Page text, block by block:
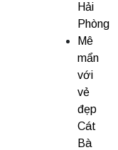
Hải
Phòng
Mê
mẩn
với
vẻ
đẹp
Cát
Bà